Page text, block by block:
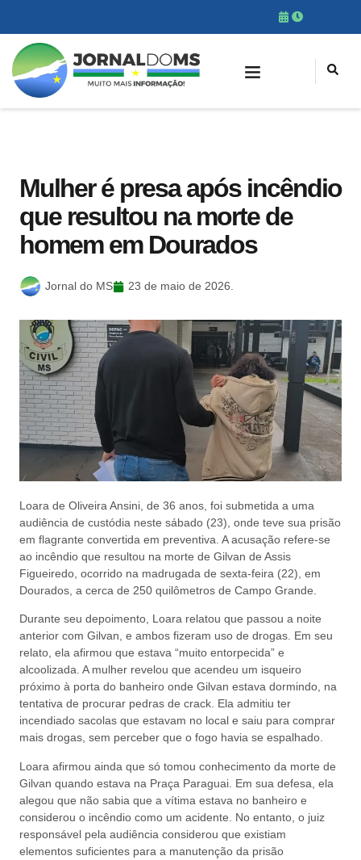
Mulher é presa após incêndio
que resultou na morte de
homem em Dourados
Jornal do MS 23 de maio de 2026.
Loara de Oliveira Ansini, de 36 anos, foi submetida a uma
audiência de custódia neste sábado (23), onde teve sua prisão
em flagrante convertida em preventiva. A acusação refere-se
ao incêndio que resultou na morte de Gilvan de Assis
Figueiredo, ocorrido na madrugada de sexta-feira (22), em
Dourados, a cerca de 250 quilômetros de Campo Grande.
Durante seu depoimento, Loara relatou que passou a noite
anterior com Gilvan, e ambos fizeram uso de drogas. Em seu
relato, ela afirmou que estava “muito entorpecida” e
alcoolizada. A mulher revelou que acendeu um isqueiro
próximo à porta do banheiro onde Gilvan estava dormindo, na
tentativa de procurar pedras de crack. Ela admitiu ter
incendiado sacolas que estavam no local e saiu para comprar
mais drogas, sem perceber que o fogo havia se espalhado.
Loara afirmou ainda que só tomou conhecimento da morte de
Gilvan quando estava na Praça Paraguai. Em sua defesa, ela
alegou que não sabia que a vítima estava no banheiro e
considerou o incêndio como um acidente. No entanto, o juiz
responsável pela audiência considerou que existiam
elementos suficientes para a manutenção da prisão